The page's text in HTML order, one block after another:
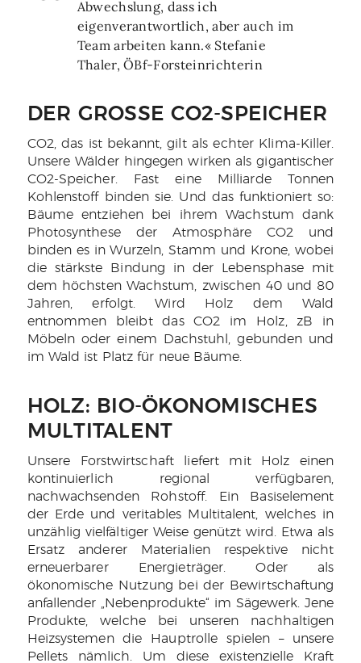
Abwechslung, dass ich
eigenverantwortlich, aber auch im
Team arbeiten kann.« Stefanie
Thaler, ÖBf-Forsteinrichterin
DER GROSSE CO2-SPEICHER
CO2, das ist bekannt, gilt als echter Klima-Killer.
Unsere Wälder hingegen wirken als gigantischer
CO2-Speicher. Fast eine Milliarde Tonnen
Kohlenstoff binden sie. Und das funktioniert so:
Bäume entziehen bei ihrem Wachstum dank
Photosynthese der Atmosphäre CO2 und
binden es in Wurzeln, Stamm und Krone, wobei
die stärkste Bindung in der Lebensphase mit
dem höchsten Wachstum, zwischen 40 und 80
Jahren, erfolgt. Wird Holz dem Wald
entnommen bleibt das CO2 im Holz, zB in
Möbeln oder einem Dachstuhl, gebunden und
im Wald ist Platz für neue Bäume.
HOLZ: BIO-ÖKONOMISCHES
MULTITALENT
Unsere Forstwirtschaft liefert mit Holz einen
kontinuierlich regional verfügbaren,
nachwachsenden Rohstoff. Ein Basiselement
der Erde und veritables Multitalent, welches in
unzählig vielfältiger Weise genützt wird. Etwa als
Ersatz anderer Materialien respektive nicht
erneuerbarer Energieträger. Oder als
ökonomische Nutzung bei der Bewirtschaftung
anfallender „Nebenprodukte“ im Sägewerk. Jene
Produkte, welche bei unseren nachhaltigen
Heizsystemen die Hauptrolle spielen – unsere
Pellets nämlich. Um diese existenzielle Kraft